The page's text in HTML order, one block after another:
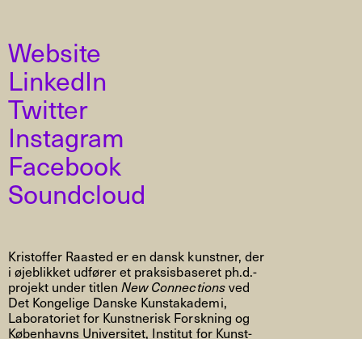
Website
LinkedIn
Twitter
Instagram
Facebook
Soundcloud
Kristoffer Raasted er en dansk kunstner, der
i øjeblikket udfører et praksisbaseret ph.d.-
projekt under titlenNew Connectionsved
Det Kongelige Danske Kunstakademi,
Laboratoriet for Kunstnerisk Forskning og
Københavns Universitet, Institut for Kunst-